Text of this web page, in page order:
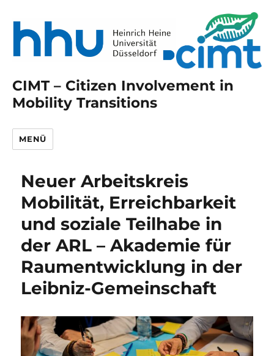
CIMT – Citizen Involvement in
Mobility Transitions
MENÜ
Neuer Arbeitskreis
Mobilität, Erreichbarkeit
und soziale Teilhabe in
der ARL – Akademie für
Raumentwicklung in der
Leibniz-Gemeinschaft